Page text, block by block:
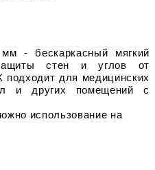
- бескаркасный мягкий
стен и углов от
для медицинских
и других помещений с
использование на